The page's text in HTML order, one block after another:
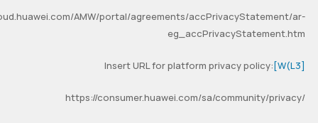
AMW/portal/agreements/accPrivacyStatement/ar-
eg_accPrivacyStatement.htm
[W(L3]
Insert URL for platform privacy policy:
https://consumer.huawei.com/sa/community/privacy/